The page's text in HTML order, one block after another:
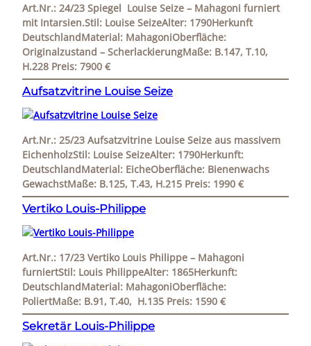
Art.Nr.: 24/23 Spiegel Louise Seize – Mahagoni furniert
mit Intarsien.Stil: Louise SeizeAlter: 1790Herkunft
DeutschlandMaterial: MahagoniOberfläche:
Originalzustand – ScherlackierungMaße: B.147, T.10,
H.228 Preis: 7900 €
Aufsatzvitrine Louise Seize
Art.Nr.: 25/23 Aufsatzvitrine Louise Seize aus massivem
EichenholzStil: Louise SeizeAlter: 1790Herkunft:
DeutschlandMaterial: EicheOberfläche: Bienenwachs
GewachstMaße: B.125, T.43, H.215 Preis: 1990 €
Vertiko Louis-Philippe
Art.Nr.: 17/23 Vertiko Louis Philippe – Mahagoni
furniertStil: Louis PhilippeAlter: 1865Herkunft:
DeutschlandMaterial: MahagoniOberfläche:
PoliertMaße: B.91, T.40, H.135 Preis: 1590 €
Sekretär Louis-Philippe